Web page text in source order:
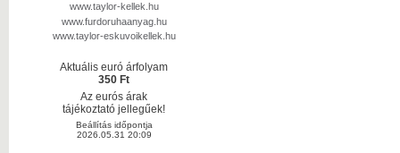
www.taylor-kellek.hu
www.furdoruhaanyag.hu
www.taylor-eskuvoikellek.hu
Aktuális euró árfolyam
350 Ft
Az eurós árak
tájékoztató jellegűek!
Beállítás időpontja
2026.05.31 20:09